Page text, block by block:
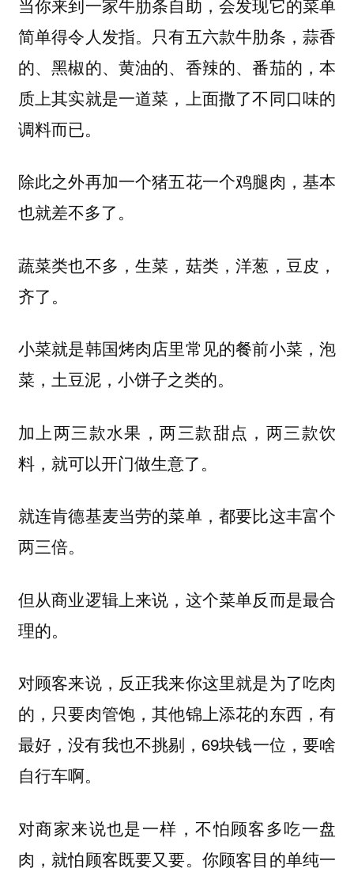
简单得令人发指。只有五六款牛肋条，蒜香
的、黑椒的、黄油的、香辣的、番茄的，本
质上其实就是一道菜，上面撒了不同口味的
调料而已。
除此之外再加一个猪五花一个鸡腿肉，基本
也就差不多了。
蔬菜类也不多，生菜，菇类，洋葱，豆皮，
齐了。
小菜就是韩国烤肉店里常见的餐前小菜，泡
菜，土豆泥，小饼子之类的。
加上两三款水果，两三款甜点，两三款饮
料，就可以开门做生意了。
就连肯德基麦当劳的菜单，都要比这丰富个
两三倍。
但从商业逻辑上来说，这个菜单反而是最合
理的。
对顾客来说，反正我来你这里就是为了吃肉
的，只要肉管饱，其他锦上添花的东西，有
最好，没有我也不挑剔，69块钱一位，要啥
自行车啊。
对商家来说也是一样，不怕顾客多吃一盘
肉，就怕顾客既要又要。你顾客目的单纯一